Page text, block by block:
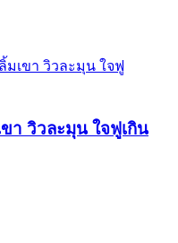
า วิวละมุน ใจฟูเกิน